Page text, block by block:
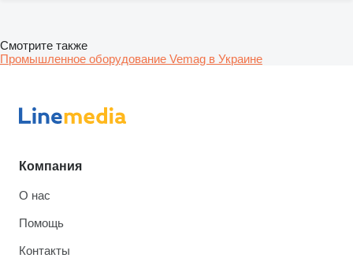
Смотрите также
Промышленное оборудование Vemag в Украине
Компания
О нас
Помощь
Контакты